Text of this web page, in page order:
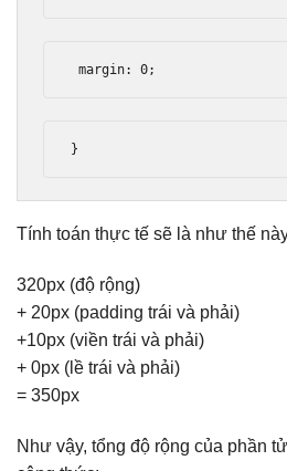
margin: 0;
}
Tính toán thực tế sẽ là như thế
320px (độ rộng)
+ 20px (padding trái và phải)
+10px (viền trái và phải)
+ 0px (lề trái và phải)
= 350px
Như vậy, tổng độ rộng của phần